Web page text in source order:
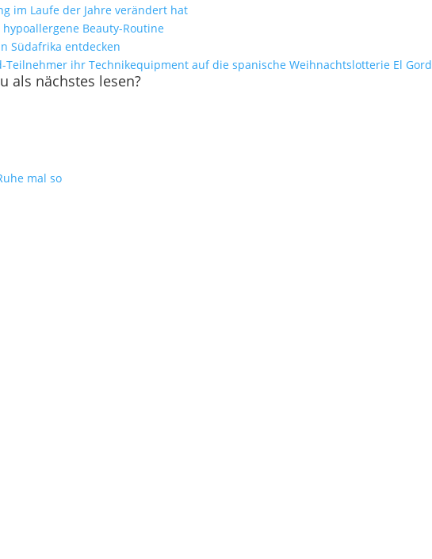
im Laufe der Jahre verändert hat
Beauty-Routine
Südafrika entdecken
Teilnehmer ihr Technikequipment auf die spanische Weihnachtslotterie El
als nächstes lesen?
mal so